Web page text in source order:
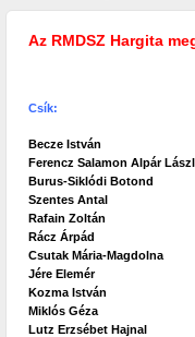
Az RMDSZ Hargita
Csík:
Becze István
Ferencz Salamon Alpár
Burus-Siklódi Botond
Szentes Antal
Rafain Zoltán
Rácz Árpád
Csutak Mária-Magdolna
Jére Elemér
Kozma István
Miklós Géza
Lutz Erzsébet Hajnal